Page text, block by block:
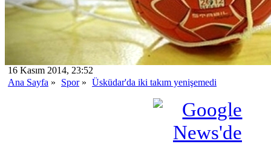
16 Kasım 2014, 23:52
Ana Sayfa » Spor» Üsküdar'da iki takım yenişemedi